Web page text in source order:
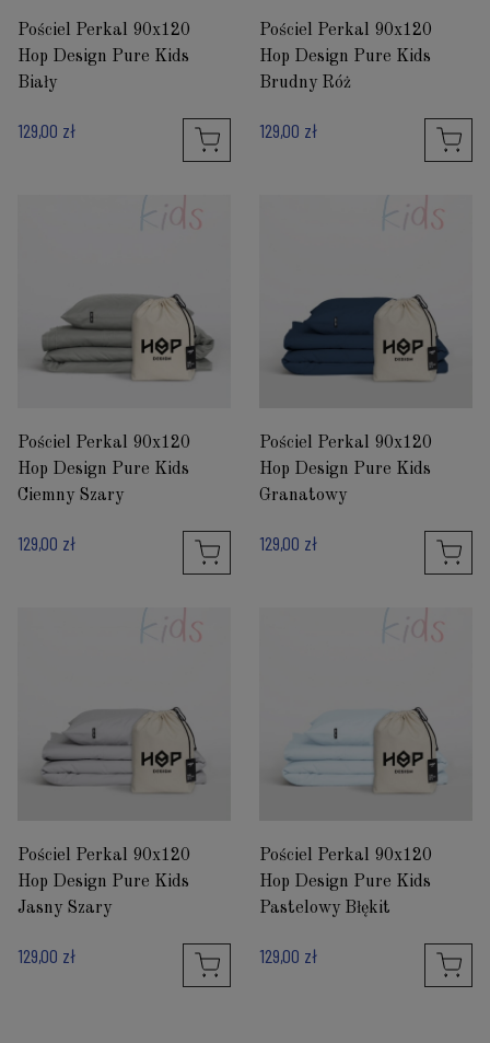
Pościel Perkal 90x120
Hop Design Pure Kids
Biały
129,00 zł
Pościel Perkal 90x120
Hop Design Pure Kids
Brudny Róż
129,00 zł
Pościel Perkal 90x120
Hop Design Pure Kids
Ciemny Szary
129,00 zł
Pościel Perkal 90x120
Hop Design Pure Kids
Granatowy
129,00 zł
Pościel Perkal 90x120
Hop Design Pure Kids
Jasny Szary
129,00 zł
Pościel Perkal 90x120
Hop Design Pure Kids
Pastelowy Błękit
129,00 zł